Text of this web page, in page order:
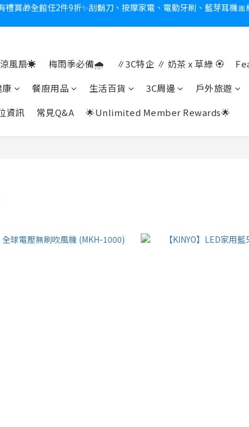
新會員送$100購物金✨再享消費回饋無極限
炎熱夏日救星☀️秒凍扇登場💙半導體製冷 x 微米級冰霧，一秒開
風扇☀️ 梅雨季必備🌧️ ∥3C特企 ∥ 奶茶 x 草綠 🏵
康 餐廚用品 生活百貨 3C周邊 戶外旅遊
資訊 常見Q&A 🌟Unlimited Member Rewards🌟